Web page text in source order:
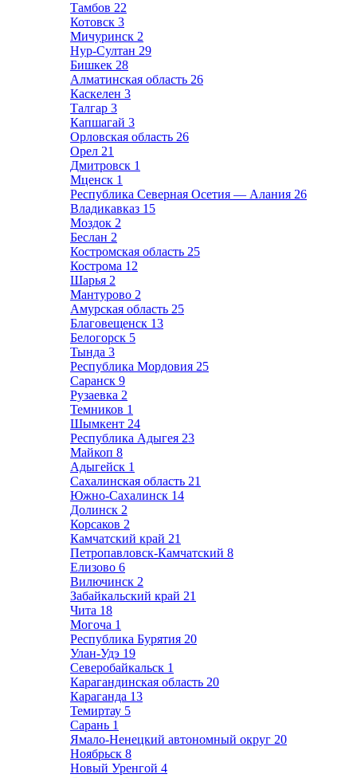
Тамбов 22
Котовск 3
Мичуринск 2
Нур-Султан 29
Бишкек 28
Алматинская область 26
Каскелен 3
Талгар 3
Капшагай 3
Орловская область 26
Орел 21
Дмитровск 1
Мценск 1
Республика Северная Осетия — Алания 26
Владикавказ 15
Моздок 2
Беслан 2
Костромская область 25
Кострома 12
Шарья 2
Мантурово 2
Амурская область 25
Благовещенск 13
Белогорск 5
Тында 3
Республика Мордовия 25
Саранск 9
Рузаевка 2
Темников 1
Шымкент 24
Республика Адыгея 23
Майкоп 8
Адыгейск 1
Сахалинская область 21
Южно-Сахалинск 14
Долинск 2
Корсаков 2
Камчатский край 21
Петропавловск-Камчатский 8
Елизово 6
Вилючинск 2
Забайкальский край 21
Чита 18
Могоча 1
Республика Бурятия 20
Улан-Удэ 19
Северобайкальск 1
Карагандинская область 20
Караганда 13
Темиртау 5
Сарань 1
Ямало-Ненецкий автономный округ 20
Ноябрьск 8
Новый Уренгой 4